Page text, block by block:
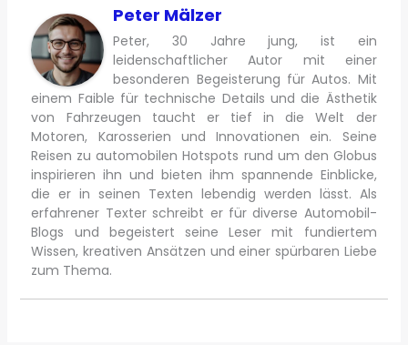
Peter Mälzer
Peter, 30 Jahre jung, ist ein
leidenschaftlicher Autor mit einer
besonderen Begeisterung für Autos. Mit
einem Faible für technische Details und die Ästhetik
von Fahrzeugen taucht er tief in die Welt der
Motoren, Karosserien und Innovationen ein. Seine
Reisen zu automobilen Hotspots rund um den Globus
inspirieren ihn und bieten ihm spannende Einblicke,
die er in seinen Texten lebendig werden lässt. Als
erfahrener Texter schreibt er für diverse Automobil-
Blogs und begeistert seine Leser mit fundiertem
Wissen, kreativen Ansätzen und einer spürbaren Liebe
zum Thema.